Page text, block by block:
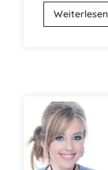
Weiterlesen